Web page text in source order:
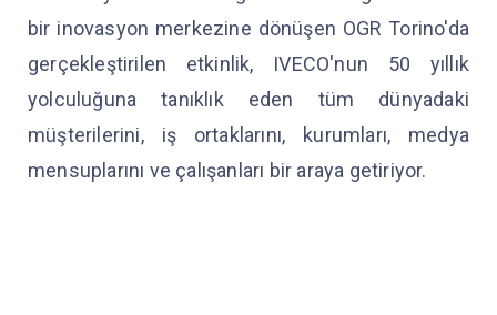
bir inovasyon merkezine dönüşen OGR Torino'da
gerçekleştirilen etkinlik, IVECO'nun 50 yıllık
yolculuğuna tanıklık eden tüm dünyadaki
müşterilerini, iş ortaklarını, kurumları, medya
mensuplarını ve çalışanları bir araya getiriyor.